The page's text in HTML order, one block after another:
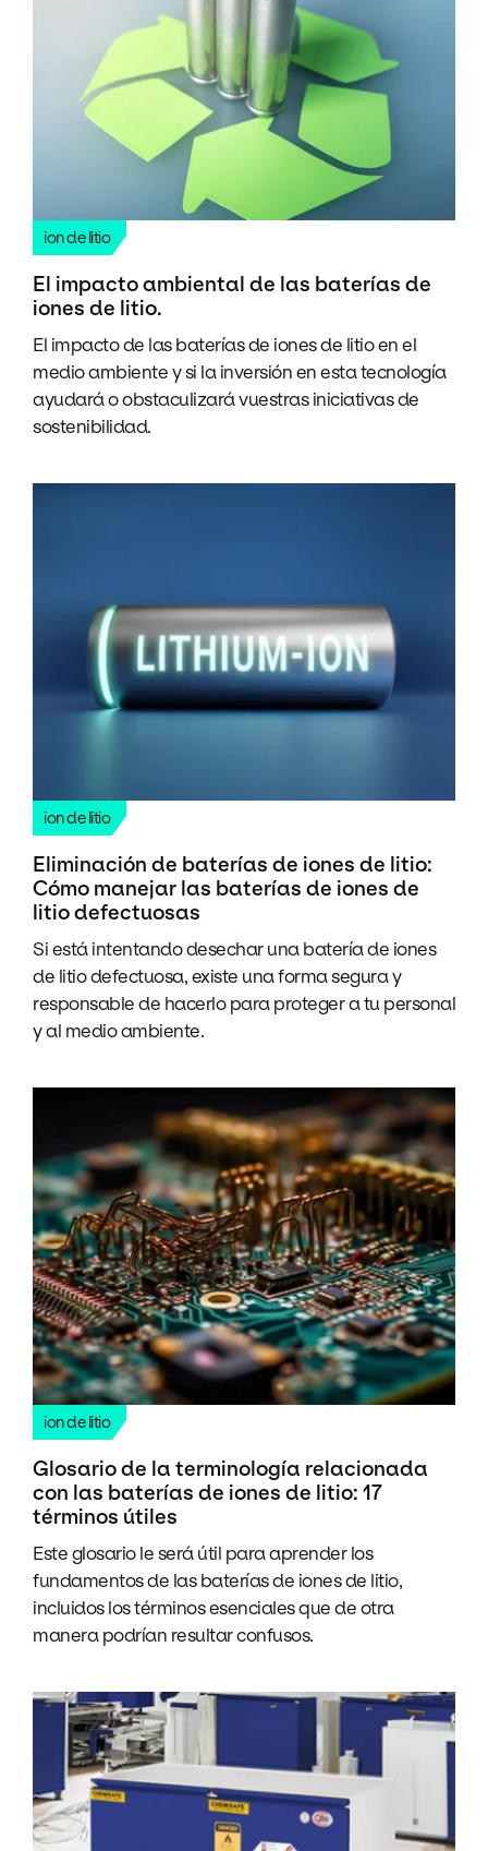
ion de litio
El impacto ambiental de las baterías de
iones de litio.
El impacto de las baterías de iones de litio en el
medio ambiente y si la inversión en esta tecnología
ayudará o obstaculizará vuestras iniciativas de
sostenibilidad.
ion de litio
Eliminación de baterías de iones de litio:
Cómo manejar las baterías de iones de
litio defectuosas
Si está intentando desechar una batería de iones
de litio defectuosa, existe una forma segura y
responsable de hacerlo para proteger a tu personal
y al medio ambiente.
ion de litio
Glosario de la terminología relacionada
con las baterías de iones de litio: 17
términos útiles
Este glosario le será útil para aprender los
fundamentos de las baterías de iones de litio,
incluidos los términos esenciales que de otra
manera podrían resultar confusos.